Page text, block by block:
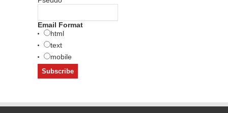
Email Format
html
text
mobile